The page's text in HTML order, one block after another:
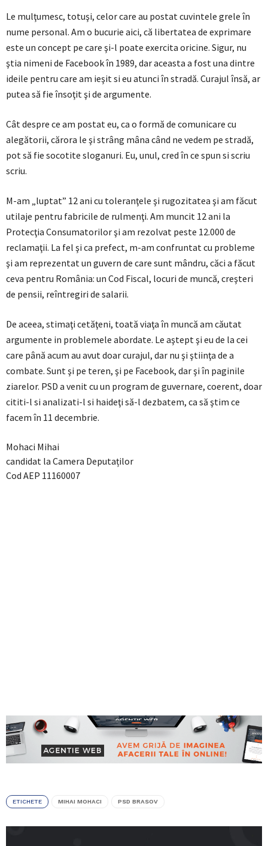
Le mulţumesc, totuşi, celor care au postat cuvintele grele în
nume personal. Am o bucurie aici, că libertatea de exprimare
este un concept pe care şi-l poate exercita oricine. Sigur, nu
ştia nimeni de Facebook în 1989, dar aceasta a fost una dintre
ideile pentru care am ieşit si eu atunci în stradă. Curajul însă, ar
putea să fie însoţit şi de argumente.
Cât despre ce am postat eu, ca o formă de comunicare cu
alegătorii, cărora le şi strâng mâna când ne vedem pe stradă,
pot să fie socotite sloganuri. Eu, unul, cred în ce spun si scriu
scriu.
M-am „luptat” 12 ani cu toleranţele şi rugozitatea şi am făcut
utilaje pentru fabricile de rulmenţi. Am muncit 12 ani la
Protecţia Consumatorilor şi am rezolvat peste 12.000 de
reclamaţii. La fel şi ca prefect, m-am confruntat cu probleme
şi am reprezentat un guvern de care sunt mândru, căci a făcut
ceva pentru România: un Cod Fiscal, locuri de muncă, creşteri
de pensii, reîntregiri de salarii.
De aceea, stimaţi cetăţeni, toată viaţa în muncă am căutat
argumente in problemele abordate. Le aştept şi eu de la cei
care până acum au avut doar curajul, dar nu şi ştiinţa de a
combate. Sunt şi pe teren, şi pe Facebook, dar şi în paginile
ziarelor. PSD a venit cu un program de guvernare, coerent, doar
cititi-l si analizati-l si haideţi să-l dezbatem, ca să ştim ce
facem în 11 decembrie.
Mohaci Mihai
candidat la Camera Deputaților
Cod AEP 11160007
ETICHETE MIHAI MOHACI PSD BRASOV